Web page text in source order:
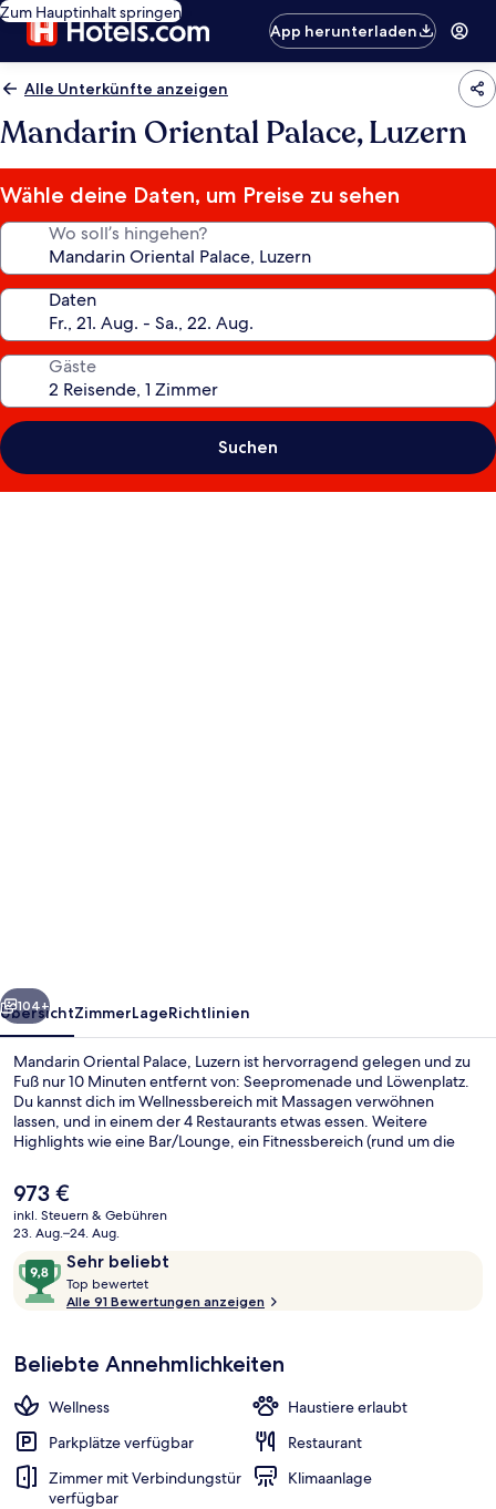
Zum Hauptinhalt springen
App herunterladen
Alle Unterkünfte anzeigen
Mandarin Oriental Palace, Luzern
Wähle deine Daten, um Preise zu sehen
Wo soll’s hingehen?
Daten
Gäste
Suchen
Weiter
104+
ÜbersichtZimmerLageRichtlinien
Mandarin Oriental Palace, Luzern ist hervorragend gelegen und zu
Fuß nur 10 Minuten entfernt von: Seepromenade und Löwenplatz.
Du kannst dich im Wellnessbereich mit Massagen verwöhnen
lassen, und in einem der 4 Restaurants etwas essen. Weitere
Highlights wie eine Bar/Lounge, ein Fitnessbereich (rund um die
luxuriösen Stil. Andere Reisende haben viel Gutes über das
hilfsbereite Personal zu berichten.
Der
aktuelle
Preis
973 €.
973 €
inkl. Steuern & Gebühren
23. Aug.–24. Aug.
Bewertungen
Sehr beliebt
9,8
von
10,
beliebt
Top bewertet
o
b
r
e
Alle 91 Bewertungen anzeigen
Beliebte Annehmlichkeiten
Wellness
Haustiere erlaubt
Parkplätze verfügbar
Restaurant
Zimmer mit Verbindungstür
verfügbar
Klimaanlage